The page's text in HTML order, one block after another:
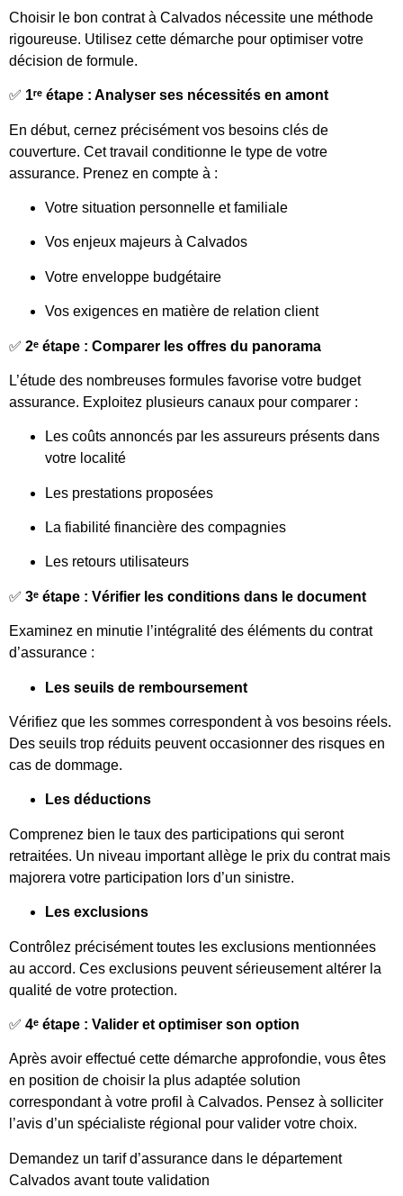
Choisir le bon contrat à Calvados nécessite une méthode
rigoureuse. Utilisez cette démarche pour optimiser votre
décision de formule.
✅ 1ʳᵉ étape : Analyser ses nécessités en amont
En début, cernez précisément vos besoins clés de
couverture. Cet travail conditionne le type de votre
assurance. Prenez en compte à :
Votre situation personnelle et familiale
Vos enjeux majeurs à Calvados
Votre enveloppe budgétaire
Vos exigences en matière de relation client
✅ 2ᵉ étape : Comparer les offres du panorama
L’étude des nombreuses formules favorise votre budget
assurance. Exploitez plusieurs canaux pour comparer :
Les coûts annoncés par les assureurs présents dans
votre localité
Les prestations proposées
La fiabilité financière des compagnies
Les retours utilisateurs
✅ 3ᵉ étape : Vérifier les conditions dans le document
Examinez en minutie l’intégralité des éléments du contrat
d’assurance :
Les seuils de remboursement
Vérifiez que les sommes correspondent à vos besoins réels.
Des seuils trop réduits peuvent occasionner des risques en
cas de dommage.
Les déductions
Comprenez bien le taux des participations qui seront
retraitées. Un niveau important allège le prix du contrat mais
majorera votre participation lors d’un sinistre.
Les exclusions
Contrôlez précisément toutes les exclusions mentionnées
au accord. Ces exclusions peuvent sérieusement altérer la
qualité de votre protection.
✅ 4ᵉ étape : Valider et optimiser son option
Après avoir effectué cette démarche approfondie, vous êtes
en position de choisir la plus adaptée solution
correspondant à votre profil à Calvados. Pensez à solliciter
l’avis d’un spécialiste régional pour valider votre choix.
Demandez un tarif d’assurance dans le département
Calvados avant toute validation